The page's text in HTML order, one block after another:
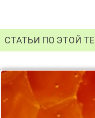
СТАТЬИ ПО ЭТОЙ